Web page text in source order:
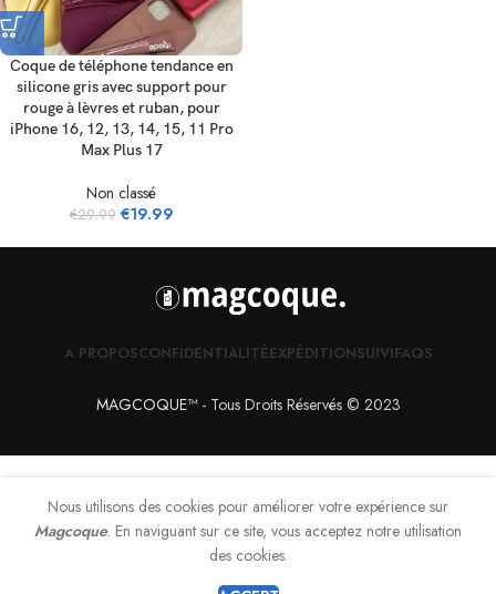
Coque de téléphone tendance en
silicone gris avec support pour
rouge à lèvres et ruban, pour
iPhone 16, 12, 13, 14, 15, 11 Pro
Max Plus 17
Non classé
€29.99 €19.99
A PROPOSCONFIDENTIALITÉEXPÉDITIONSUIVIFAQS
MAGCOQUE™- Tous Droits Réservés © 2023
Nous utilisons des cookies pour améliorer votre expérience sur
Magcoque. En naviguant sur ce site, vous acceptez notre utilisation
des cookies.